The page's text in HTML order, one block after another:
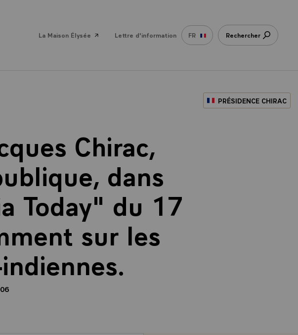
La Maison Élysée Lettre d'information FR Rechercher
PRÉSIDENCE CHIRAC
Chirac,
dans
Today" du 17
sur les